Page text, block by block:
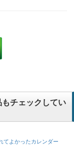
チェックしてい
てよかったカレンダー